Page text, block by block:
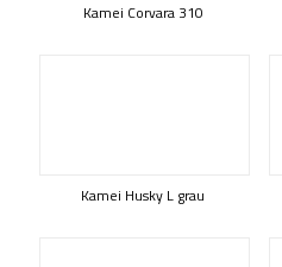
Kamei Corvara 310
Kamei Husky L grau